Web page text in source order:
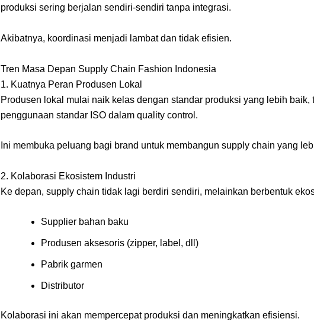
produksi sering berjalan sendiri-sendiri tanpa integrasi.
Akibatnya, koordinasi menjadi lambat dan tidak efisien.
Tren Masa Depan Supply Chain Fashion Indonesia
1. Kuatnya Peran Produsen Lokal
Produsen lokal mulai naik kelas dengan standar produksi yang lebih baik,
penggunaan standar ISO dalam quality control.
Ini membuka peluang bagi brand untuk membangun supply chain yang
2. Kolaborasi Ekosistem Industri
Ke depan, supply chain tidak lagi berdiri sendiri, melainkan berbentuk
Supplier bahan baku
Produsen aksesoris (zipper, label, dll)
Pabrik garmen
Distributor
Kolaborasi ini akan mempercepat produksi dan meningkatkan efisiensi.